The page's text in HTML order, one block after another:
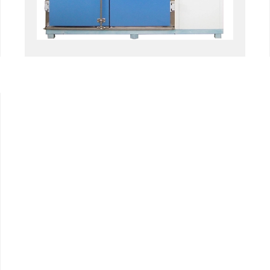
Cámara de aire acondicionado de
temperatura negativa
Cámara de prueba climática del laboratorio